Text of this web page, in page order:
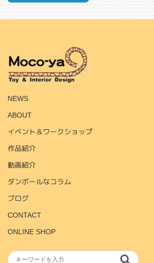
NEWS
ABOUT
イベント＆ワークショップ
作品紹介
動画紹介
ダンボールなコラム
ブログ
CONTACT
ONLINE SHOP